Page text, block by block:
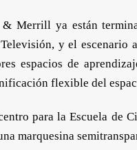
Merrill ya están
y el
espacios de
flexible del
para la Escuela
marquesina